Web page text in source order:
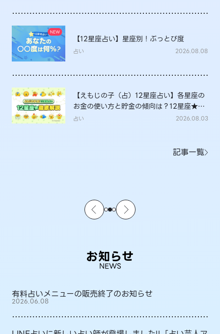
【12星座占い】星座別！ぶっとび度
占い 2026.08.08
【えもじの子（占）12星座占い】各星座の
お金の使い方と貯金の傾向は？12星座★徹
底解説
占い 2026.08.03
記事一覧
お知らせ
NEWS
有料占いメニューの販売終了のお知らせ
2026.06.08